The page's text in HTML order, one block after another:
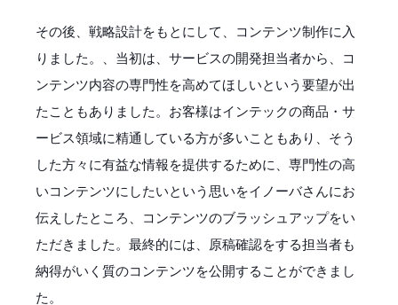
その後、戦略設計をもとにして、コンテンツ制作に入
りました。、当初は、サービスの開発担当者から、コ
ンテンツ内容の専門性を高めてほしいという要望が出
たこともありました。お客様はインテックの商品・サ
ービス領域に精通している方が多いこともあり、そう
した方々に有益な情報を提供するために、専門性の高
いコンテンツにしたいという思いをイノーバさんにお
伝えしたところ、コンテンツのブラッシュアップをい
ただきました。最終的には、原稿確認をする担当者も
納得がいく質のコンテンツを公開することができまし
た。